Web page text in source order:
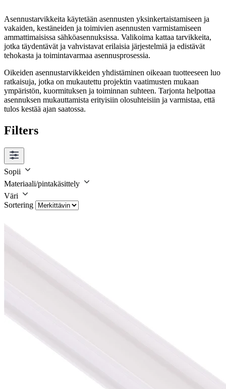
Asennustarvikkeita käytetään asennusten yksinkertaistamiseen ja
vakaiden, kestäneiden ja toimivien asennusten varmistamiseen
ammattimaisissa sähköasennuksissa. Valikoima kattaa tarvikkeita,
jotka täydentävät ja vahvistavat erilaisia järjestelmiä ja edistävät
tehokasta ja toimintavarmaa asennusprosessia.
Oikeiden asennustarvikkeiden yhdistäminen oikeaan tuotteeseen luo
ratkaisuja, jotka on mukautettu projektin vaatimusten mukaan
ympäristön, kuormituksen ja toiminnan suhteen. Tarjonta helpottaa
asennuksen mukauttamista erityisiin olosuhteisiin ja varmistaa, että
tulos kestää ajan saatossa.
Filters
Sopii
Materiaali/pintakäsittely
Väri
Sortering